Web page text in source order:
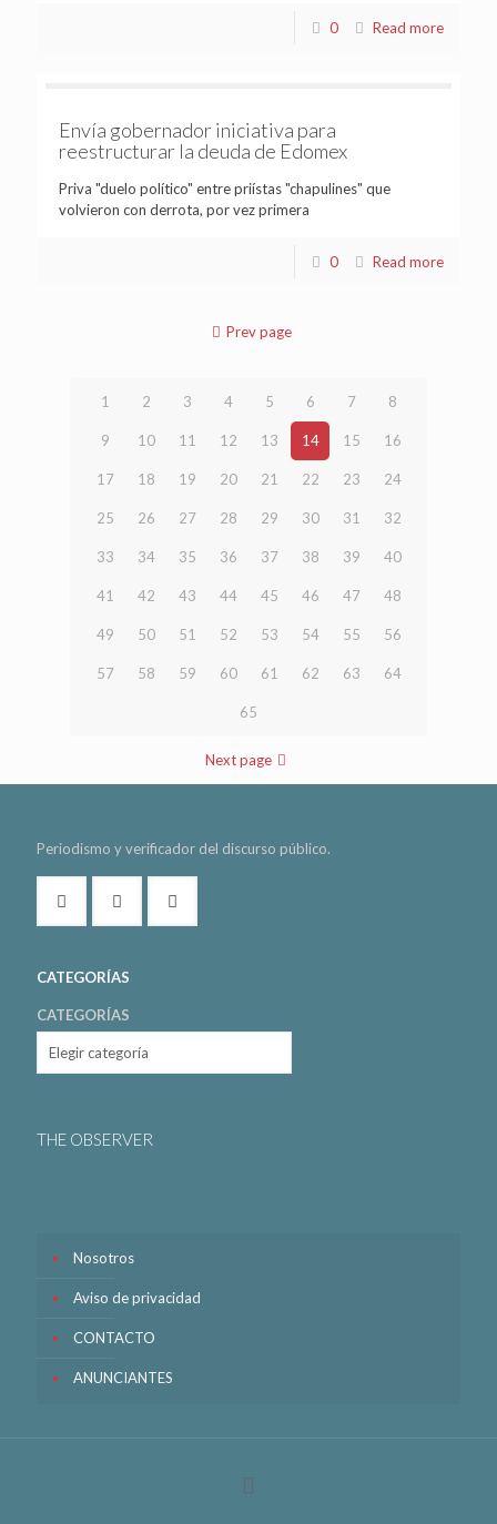
0 Read more
Envía gobernador iniciativa para
reestructurar la deuda de Edomex
Priva "duelo político" entre priístas "chapulines" que
volvieron con derrota, por vez primera
0 Read more
Prev page
1 2 3 4 5 6 7 8
9 10 11 12 13 14 15 16
17 18 19 20 21 22 23 24
25 26 27 28 29 30 31 32
33 34 35 36 37 38 39 40
41 42 43 44 45 46 47 48
49 50 51 52 53 54 55 56
57 58 59 60 61 62 63 64
65
Next page
Periodismo y verificador del discurso público.
CATEGORÍAS
CATEGORÍAS
THE OBSERVER
Nosotros
Aviso de privacidad
CONTACTO
ANUNCIANTES